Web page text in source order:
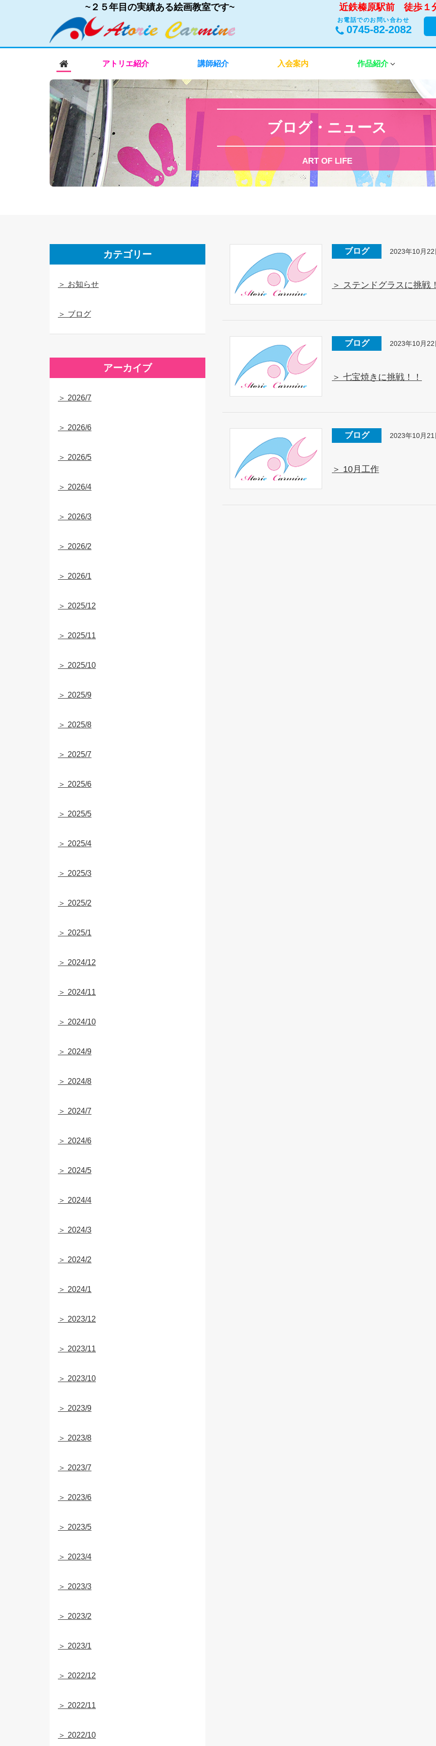
~２５年目の実績ある絵画教室です~ 近鉄榛原駅前 徒歩１
お電話でのお問い合わせ
0745-82-2082
アトリエ紹介 講師紹介 入会案内 作品紹介
ブログ・ニュース
ART OF LIFE
ブログ 2023年10月22
＞ ステンドグラスに挑戦
ブログ 2023年10月22
＞ 七宝焼きに挑戦！！
ブログ 2023年10月21
＞ 10月工作
カテゴリー
＞ お知らせ
＞ ブログ
アーカイブ
＞ 2026/7
＞ 2026/6
＞ 2026/5
＞ 2026/4
＞ 2026/3
＞ 2026/2
＞ 2026/1
＞ 2025/12
＞ 2025/11
＞ 2025/10
＞ 2025/9
＞ 2025/8
＞ 2025/7
＞ 2025/6
＞ 2025/5
＞ 2025/4
＞ 2025/3
＞ 2025/2
＞ 2025/1
＞ 2024/12
＞ 2024/11
＞ 2024/10
＞ 2024/9
＞ 2024/8
＞ 2024/7
＞ 2024/6
＞ 2024/5
＞ 2024/4
＞ 2024/3
＞ 2024/2
＞ 2024/1
＞ 2023/12
＞ 2023/11
＞ 2023/10
＞ 2023/9
＞ 2023/8
＞ 2023/7
＞ 2023/6
＞ 2023/5
＞ 2023/4
＞ 2023/3
＞ 2023/2
＞ 2023/1
＞ 2022/12
＞ 2022/11
＞ 2022/10